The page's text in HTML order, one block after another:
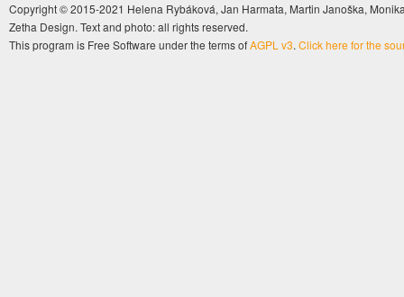
Copyright © 2015-2021 Helena Rybáková, Jan Harmata, Martin Janoška,
Zetha Design. Text and photo: all rights reserved.
This program is Free Software under the terms ofAGPL v3. Click here for the